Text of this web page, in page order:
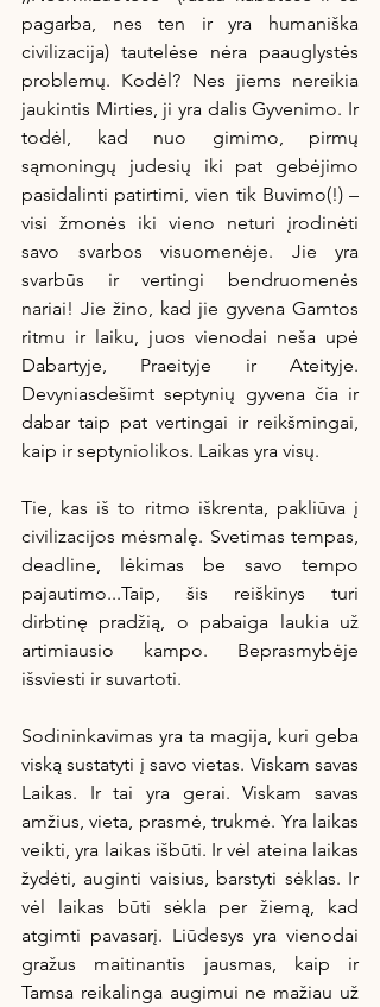
pagarba, nes ten ir yra humaniška
civilizacija) tautelėse nėra paauglystės
problemų. Kodėl? Nes jiems nereikia
jaukintis Mirties, ji yra dalis Gyvenimo. Ir
todėl, kad nuo gimimo, pirmų
sąmoningų judesių iki pat gebėjimo
pasidalinti patirtimi, vien tik Buvimo(!) –
visi žmonės iki vieno neturi įrodinėti
savo svarbos visuomenėje. Jie yra
svarbūs ir vertingi bendruomenės
nariai! Jie žino, kad jie gyvena Gamtos
ritmu ir laiku, juos vienodai neša upė
Dabartyje, Praeityje ir Ateityje.
Devyniasdešimt septynių gyvena čia ir
dabar taip pat vertingai ir reikšmingai,
kaip ir septyniolikos. Laikas yra visų.
Tie, kas iš to ritmo iškrenta, pakliūva į
civilizacijos mėsmalę. Svetimas tempas,
deadline, lėkimas be savo tempo
pajautimo...Taip, šis reiškinys turi
dirbtinę pradžią, o pabaiga laukia už
artimiausio kampo. Beprasmybėje
išsviesti ir suvartoti.
Sodininkavimas yra ta magija, kuri geba
viską sustatyti į savo vietas. Viskam savas
Laikas. Ir tai yra gerai. Viskam savas
amžius, vieta, prasmė, trukmė. Yra laikas
veikti, yra laikas išbūti. Ir vėl ateina laikas
žydėti, auginti vaisius, barstyti sėklas. Ir
vėl laikas būti sėkla per žiemą, kad
atgimti pavasarį. Liūdesys yra vienodai
gražus maitinantis jausmas, kaip ir
Tamsa reikalinga augimui ne mažiau už